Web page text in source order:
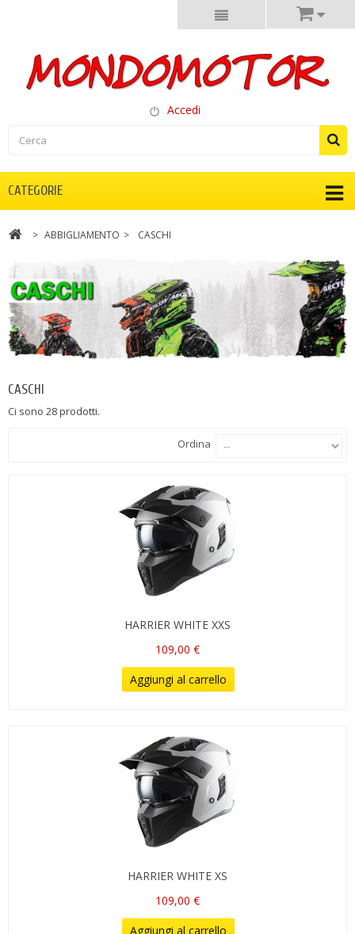
Accedi
CATEGORIE
> ABBIGLIAMENTO > CASCHI
CASCHI
Ci sono 28 prodotti.
Ordina
HARRIER WHITE XXS
109,00 €
Aggiungi al carrello
HARRIER WHITE XS
109,00 €
Aggiungi al carrello